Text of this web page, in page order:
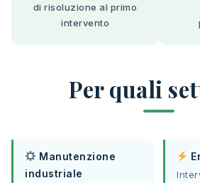
di risoluzione al primo
intervento
Per quali
Manutenzione
industriale